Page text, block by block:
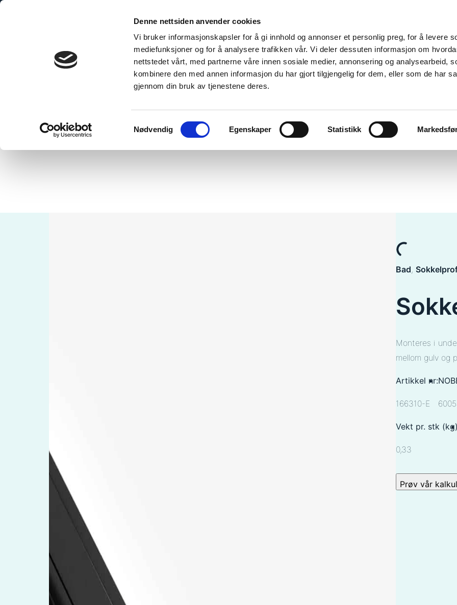
Denne nettsiden anvender cookies
Vi bruker informasjonskapsler for å gi innhold og annonser et personlig preg, for å levere
mediefunksjoner og for å analysere trafikken vår. Vi deler dessuten informasjon om
nettstedet vårt, med partnerne våre innen sosiale medier, annonsering og analysearbeid,
kombinere den med annen informasjon du har gjort tilgjengelig for dem, eller som de har
gjennom din bruk av tjenestene deres.
Samtykkevalg
Nødvendig Egenskaper Statistikk
Skip
Bad,
Monteres i
mellom gulv og
Artikkel nr:
166310-E
Vekt pr. stk
0,33
Prøv vår